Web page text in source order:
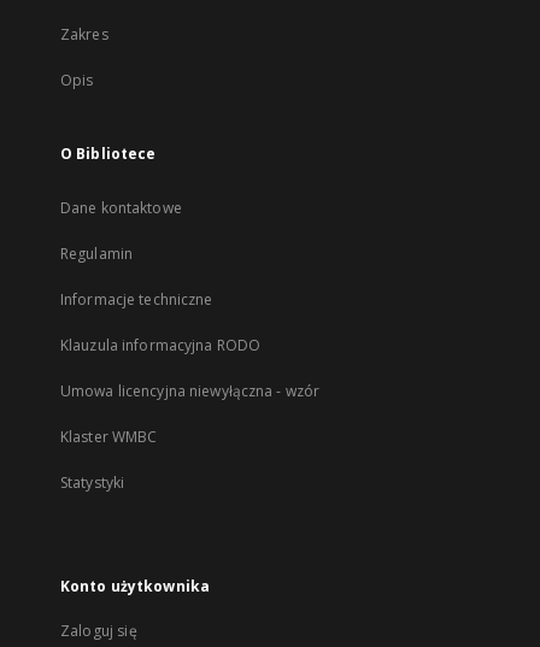
Zakres
Opis
O Bibliotece
Dane kontaktowe
Regulamin
Informacje techniczne
Klauzula informacyjna RODO
Umowa licencyjna niewyłączna - wzór
Klaster WMBC
Statystyki
Konto użytkownika
Zaloguj się